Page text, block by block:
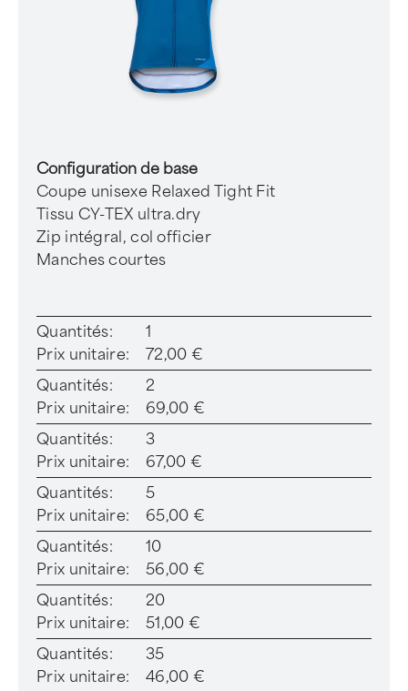
Configuration de base
Coupe unisexe Relaxed Tight Fit
Tissu CY-TEX ultra.dry
Zip intégral, col officier
Manches courtes
Quantités:
1
Prix unitaire:
72,00 €
Quantités:
2
Prix unitaire:
69,00 €
Quantités:
3
Prix unitaire:
67,00 €
Quantités:
5
Prix unitaire:
65,00 €
Quantités:
10
Prix unitaire:
56,00 €
Quantités:
20
Prix unitaire:
51,00 €
Quantités:
35
Prix unitaire:
46,00 €